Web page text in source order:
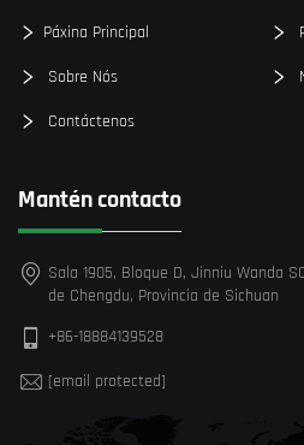
Páxina Principal
Sobre Nós
Contáctenos
Mantén contacto
Sala 1905, Bloque D, Jinniu Wanda
de Chengdu, Provincia de Sichuan
+86-18884139528
[email protected]